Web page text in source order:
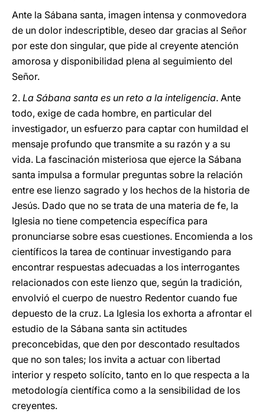
Ante la Sábana santa, imagen intensa y conmovedora
de un dolor indescriptible, deseo dar gracias al Señor
por este don singular, que pide al creyente atención
amorosa y disponibilidad plena al seguimiento del
Señor.
2. La Sábana santa es un reto a la inteligencia. Ante
todo, exige de cada hombre, en particular del
investigador, un esfuerzo para captar con humildad el
mensaje profundo que transmite a su razón y a su
vida. La fascinación misteriosa que ejerce la Sábana
santa impulsa a formular preguntas sobre la relación
entre ese lienzo sagrado y los hechos de la historia de
Jesús. Dado que no se trata de una materia de fe, la
Iglesia no tiene competencia específica para
pronunciarse sobre esas cuestiones. Encomienda a los
científicos la tarea de continuar investigando para
encontrar respuestas adecuadas a los interrogantes
relacionados con este lienzo que, según la tradición,
envolvió el cuerpo de nuestro Redentor cuando fue
depuesto de la cruz. La Iglesia los exhorta a afrontar el
estudio de la Sábana santa sin actitudes
preconcebidas, que den por descontado resultados
que no son tales; los invita a actuar con libertad
interior y respeto solícito, tanto en lo que respecta a la
metodología científica como a la sensibilidad de los
creyentes.